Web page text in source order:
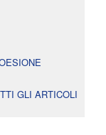
GLI ARTICOLI